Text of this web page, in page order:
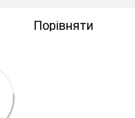
Порівняти